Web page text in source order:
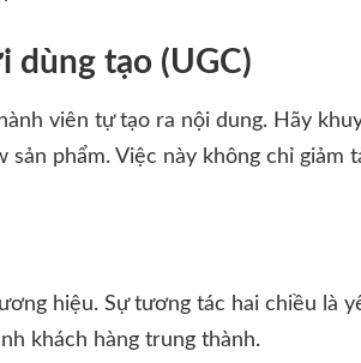
dùng tạo (UGC)
viên tự tạo ra nội dung. Hãy
phẩm. Việc này không chỉ giảm
hiệu. Sự tương tác hai chiều là
khách hàng trung thành.